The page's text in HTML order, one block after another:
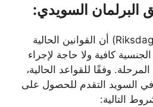
البرلمان السويدي:
أكد البرلمان السويدي (Riksdag) أن القوانين الحالية
كافية ولا حاجة لإجراء
وفقًا للقواعد الحالية،
السويد التقدم للحصول على
التالية: